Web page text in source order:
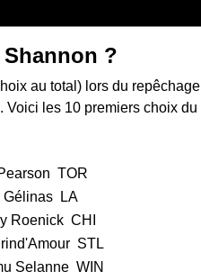
?
au total) lors du repêchage
Voici les 10 premiers choix du
TOR
Gélinas
LA
Roenick CHI
STL
Selanne WIN